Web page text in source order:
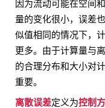
因为流动可能在空间
量的变化很小，误差
似值相同的情况下，
更多。由于计算量与
的合理分布和大小对
重要。
离散误差定义为控制